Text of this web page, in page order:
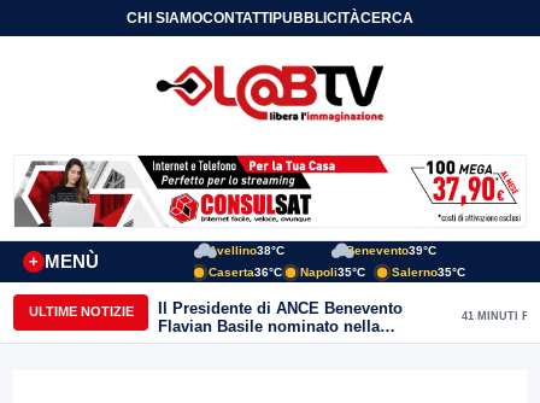
CHI SIAMOCONTATTIPUBBLICITÀCERCA
MENÙ
+
Avellino38°C Benevento39°C
Caserta36°C Napoli35°C Salerno35°C
ULTIME NOTIZIE
Il Presidente di ANCE Benevento
Flavian Basile nominato nella
Commissione Tecnica
41 MINUTI FA